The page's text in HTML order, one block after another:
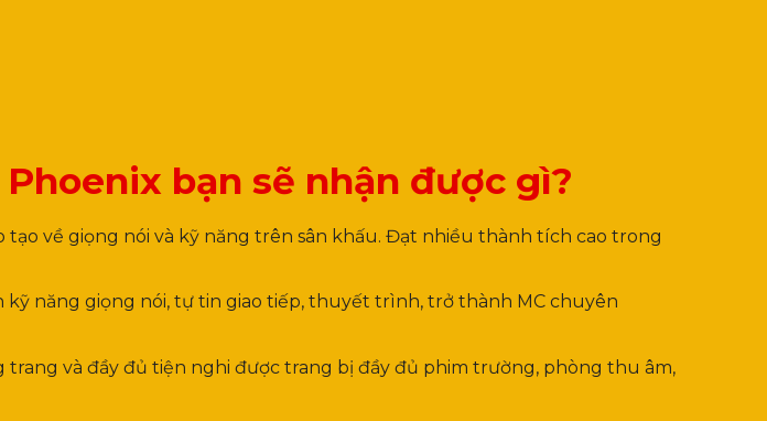
bạn sẽ nhận được gì?
về giọng nói và kỹ năng trên sân khấu. Đạt nhiều thành tích cao trong
năng giọng nói, tự tin giao tiếp, thuyết trình, trở thành MC chuyên
trang và đầy đủ tiện nghi được trang bị đầy đủ phim trường, phòng thu âm,